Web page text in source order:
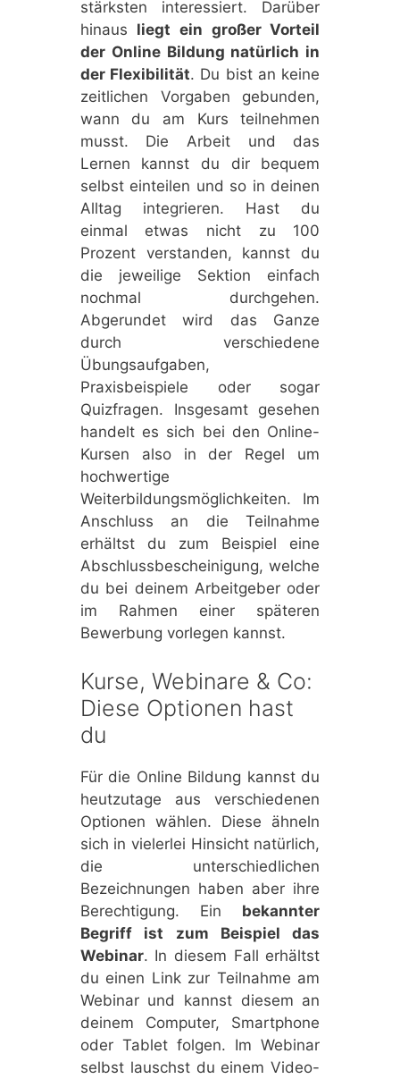
stärksten interessiert. Darüber
hinaus liegt ein großer Vorteil
der Online Bildung natürlich in
der Flexibilität. Du bist an keine
zeitlichen Vorgaben gebunden,
wann du am Kurs teilnehmen
musst. Die Arbeit und das
Lernen kannst du dir bequem
selbst einteilen und so in deinen
Alltag integrieren. Hast du
einmal etwas nicht zu 100
Prozent verstanden, kannst du
die jeweilige Sektion einfach
nochmal durchgehen.
Abgerundet wird das Ganze
durch verschiedene
Übungsaufgaben,
Praxisbeispiele oder sogar
Quizfragen. Insgesamt gesehen
handelt es sich bei den Online-
Kursen also in der Regel um
hochwertige
Weiterbildungsmöglichkeiten. Im
Anschluss an die Teilnahme
erhältst du zum Beispiel eine
Abschlussbescheinigung, welche
du bei deinem Arbeitgeber oder
im Rahmen einer späteren
Bewerbung vorlegen kannst.
Kurse, Webinare & Co:
Diese Optionen hast
du
Für die Online Bildung kannst du
heutzutage aus verschiedenen
Optionen wählen. Diese ähneln
sich in vielerlei Hinsicht natürlich,
die unterschiedlichen
Bezeichnungen haben aber ihre
Berechtigung. Ein bekannter
Begriff ist zum Beispiel das
Webinar. In diesem Fall erhältst
du einen Link zur Teilnahme am
Webinar und kannst diesem an
deinem Computer, Smartphone
oder Tablet folgen. Im Webinar
selbst lauschst du einem Video-